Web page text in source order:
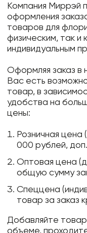
Компания Миррэй
оформления
товаров для
физическим, так и
индивидуальным
Оформляя заказ в
Вас есть
товар, в
удобства на
цены:
Розничная цена
000 рублей,
Оптовая цена
общую сумму
Спеццена
товар за заказ
Добавляйте
объеме,